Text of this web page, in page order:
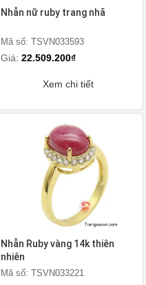
Nhẫn nữ ruby trang nhã
Mã số: TSVN033593
Giá: 22.509.200₫
Xem chi tiết
Nhẫn Ruby vàng 14k thiên
nhiên
Mã số: TSVN033221